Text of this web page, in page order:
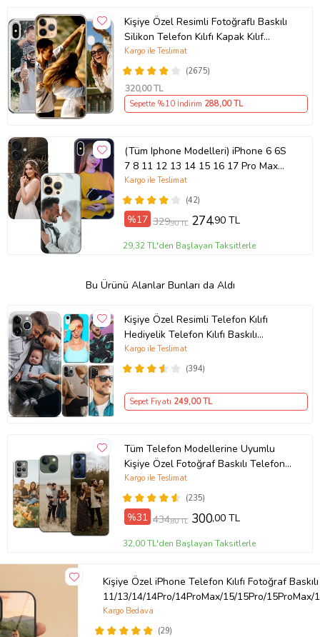
Kişiye Özel Resimli Fotoğraflı Baskılı
Silikon Telefon Kılıfı Kapak Kılıf
(Telefon Modelleri Açıklamada)
(2675)
Kargo ile Teslimat
320,00 TL
Sepette %10 İndirim 288,00 TL
(Tüm Iphone Modelleri) iPhone 6 6S
7 8 11 12 13 14 15 16 17 Pro Max
Plus Mini Kişiye Özel Resimli
Fotoğraflı Kılıf(42)
Kargo ile Teslimat
%17 329,90 TL 274,90 TL
29,32 TL'den Başlayan Taksitlerle
Bu Ürünü Alanlar Bunları da Aldı
Kişiye Özel Resimli Telefon Kılıfı
Hediyelik Telefon Kılıfı Baskılı
Desenli Resim Gönder Telefona
Basalım (Telefon Modelleri
(394)
Kargo ile Teslimat
Sepet Fiyatı 249,00 TL
Tüm Telefon Modellerine Uyumlu
Kişiye Özel Fotoğraf Baskılı Telefon
Kılıfı
(235)
Kargo ile Teslimat
%31 434,80 TL 300,00 TL
32,00 TL'den Başlayan Taksitlerle
Kişiye Özel iPhone Telefon Kılıfı Fotoğraf Baskılı
11/13/14/14Pro/14ProMax/15/15Pro/
(29)
Kargo Bedava